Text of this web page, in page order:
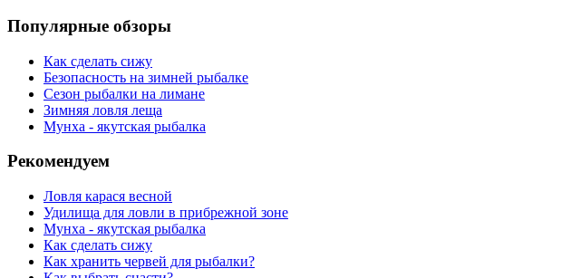
Популярные обзоры
Как сделать сижу
Безопасность на зимней рыбалке
Сезон рыбалки на лимане
Зимняя ловля леща
Мунха - якутская рыбалка
Рекомендуем
Ловля карася весной
Удилища для ловли в прибрежной зоне
Мунха - якутская рыбалка
Как сделать сижу
Как хранить червей для рыбалки?